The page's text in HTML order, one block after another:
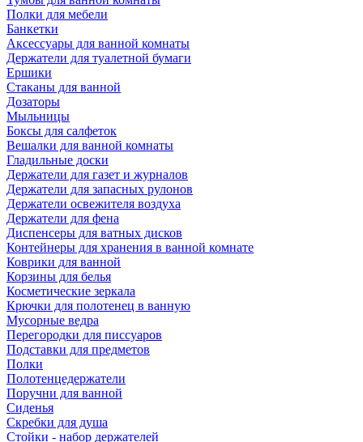
Полки для мебели
Банкетки
Аксессуары для ванной комнаты
Держатели для туалетной бумаги
Ершики
Стаканы для ванной
Дозаторы
Мыльницы
Боксы для салфеток
Вешалки для ванной комнаты
Гладильные доски
Держатели для газет и журналов
Держатели для запасных рулонов
Держатели освежителя воздуха
Держатели для фена
Диспенсеры для ватных дисков
Контейнеры для хранения в ванной комнате
Коврики для ванной
Корзины для белья
Косметические зеркала
Крючки для полотенец в ванную
Мусорные ведра
Перегородки для писсуаров
Подставки для предметов
Полки
Полотенцедержатели
Поручни для ванной
Сиденья
Скребки для душа
Стойки - набор держателей